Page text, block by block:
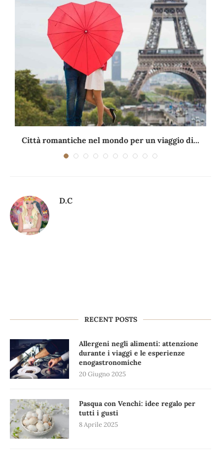
Città romantiche nel mondo per un viaggio di...
D.C
RECENT POSTS
Allergeni negli alimenti: attenzione
durante i viaggi e le esperienze
enogastronomiche
20 Giugno 2025
Pasqua con Venchi: idee regalo per
tutti i gusti
8 Aprile 2025